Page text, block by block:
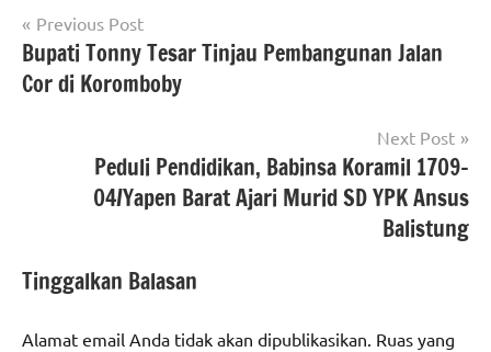
Navigasi
pos
Previous Post
Bupati Tonny Tesar Tinjau Pembangunan Jalan
Cor di Koromboby
Next Post
Peduli Pendidikan, Babinsa Koramil 1709-
04/Yapen Barat Ajari Murid SD YPK Ansus
Balistung
Tinggalkan Balasan
Alamat email Anda tidak akan dipublikasikan. Ruas yang